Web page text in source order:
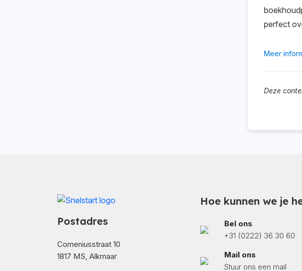
perfect
Meer
Deze
Postadres
Comeniusstraat 10
1817 MS, Alkmaar
Hoe kunnen we je
Bel ons
+31 (0222) 36 30 60
Mail ons
Stuur ons een mail